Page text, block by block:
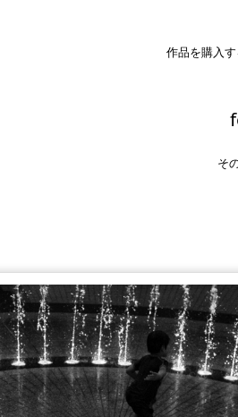
作品を購入
そ